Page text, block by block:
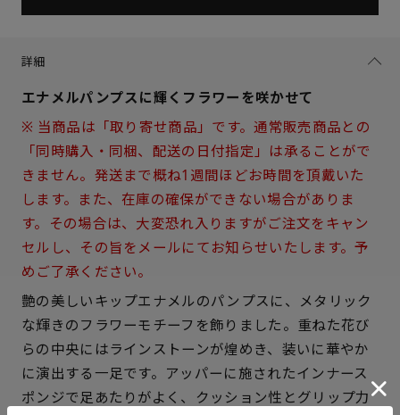
サイズを選択してください
21.5cm × 在庫なし
22cm △ 概ね１週間後に発送
詳細
エナメルパンプスに輝くフラワーを咲かせて
※ 当商品は「取り寄せ商品」です。通常販売商品との
「同時購入・同梱、配送の日付指定」は承ることがで
きません。発送まで概ね1週間ほどお時間を頂戴いた
します。また、在庫の確保ができない場合がありま
す。その場合は、大変恐れ入りますがご注文をキャン
セルし、その旨をメールにてお知らせいたします。予
めご了承ください。
艶の美しいキップエナメルのパンプスに、メタリック
な輝きのフラワーモチーフを飾りました。重ねた花び
らの中央にはラインストーンが煌めき、装いに華やか
に演出する一足です。アッパーに施されたインナース
ポンジで足あたりがよく、クッション性とグリップ力